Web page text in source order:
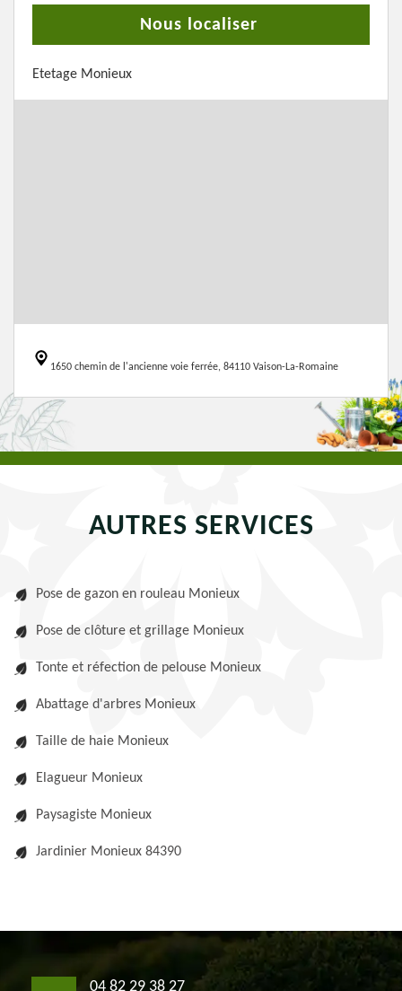
Nous localiser
Etetage Monieux
1650 chemin de l'ancienne voie ferrée, 84110 Vaison-La-Romaine
AUTRES SERVICES
Pose de gazon en rouleau Monieux
Pose de clôture et grillage Monieux
Tonte et réfection de pelouse Monieux
Abattage d'arbres Monieux
Taille de haie Monieux
Elagueur Monieux
Paysagiste Monieux
Jardinier Monieux 84390
04 82 29 38 27